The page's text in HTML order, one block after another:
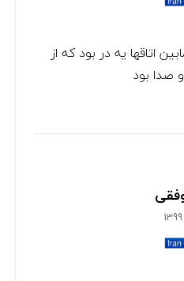
اتاقها یه در بود که از